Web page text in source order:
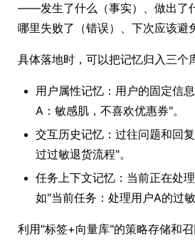
——发生了什么（事实）、做出了
哪里失败了（错误）、下次应该避
具体落地时，可以把记忆归入三个
用户属性记忆：用户的固定信
A：敏感肌，不喜欢优惠券"。
交互历史记忆：过往问题和回
过过敏退货流程"。
任务上下文记忆：当前正在处
如"当前任务：处理用户A的过
利用"标签+向量库"的策略存储和